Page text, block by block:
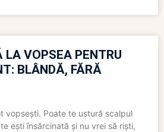
LA VOPSEA PENTRU
BLÂNDĂ, FĂRĂ
vopsești. Poate te ustură scalpul
ești însărcinată și nu vrei să riști,